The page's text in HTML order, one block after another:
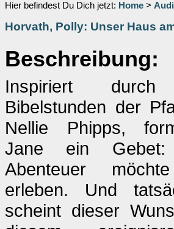
Hier befindest Du Dich jetzt: Home >
Horvath, Polly: Unser Haus
Beschreibung:
Inspiriert
Bibelstunden der
Nellie Phipps,
Jane ein
Abenteuer
erleben. Und
scheint dieser